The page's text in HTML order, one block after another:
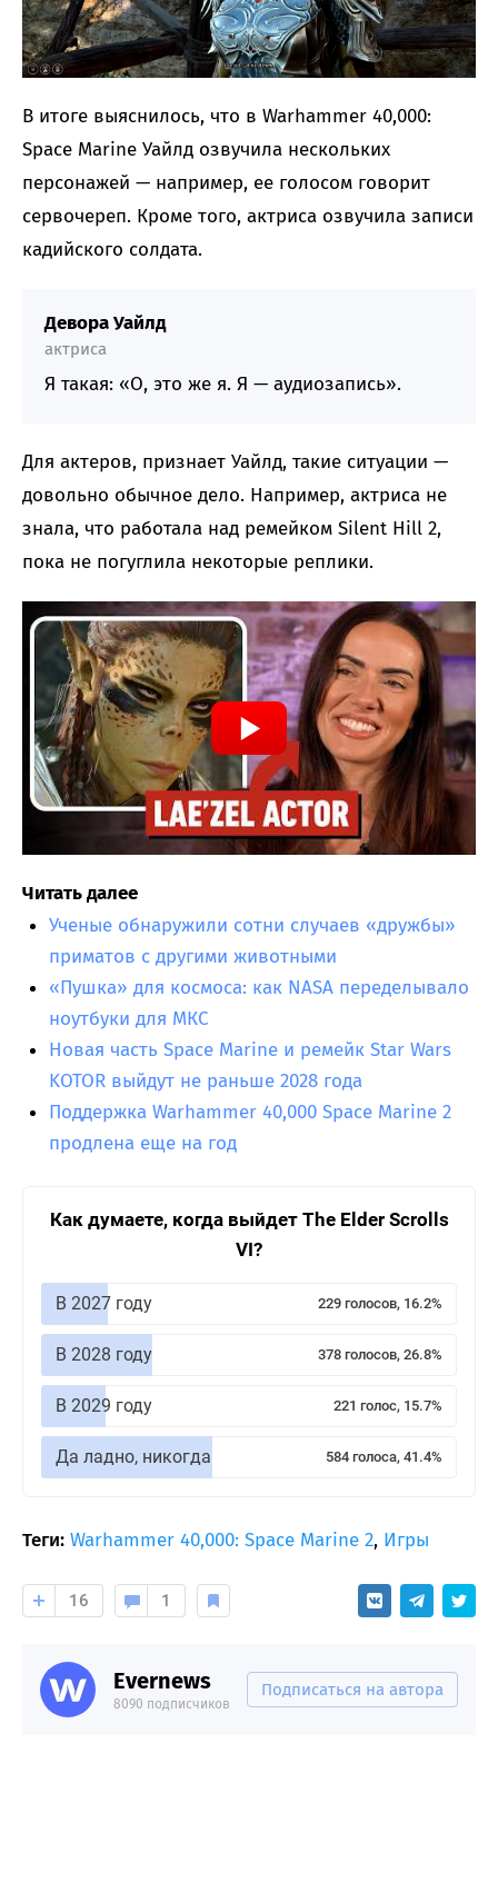
В итоге выяснилось, что в Warhammer 40,000:
Space Marine Уайлд озвучила нескольких
персонажей — например, ее голосом говорит
сервочереп. Кроме того, актриса озвучила записи
кадийского солдата.
Девора Уайлд
актриса
Я такая: «О, это же я. Я — аудиозапись».
Для актеров, признает Уайлд, такие ситуации —
довольно обычное дело. Например, актриса не
знала, что работала над ремейком Silent Hill 2,
пока не погуглила некоторые реплики.
Читать далее
Ученые обнаружили сотни случаев «дружбы»
приматов с другими животными
«Пушка» для космоса: как NASA переделывало
ноутбуки для МКС
Новая часть Space Marine и ремейк Star Wars
KOTOR выйдут не раньше 2028 года
Поддержка Warhammer 40,000 Space Marine 2
продлена еще на год
Как думаете, когда выйдет The Elder Scrolls
VI?
В 2027 году 229 голосов, 16.2%
В 2028 году 378 голосов, 26.8%
В 2029 году 221 голос, 15.7%
Да ладно, никогда 584 голоса, 41.4%
Теги: Warhammer 40,000: Space Marine 2, Игры
16 1
Evernews
8090 подписчиков
Подписаться на автора